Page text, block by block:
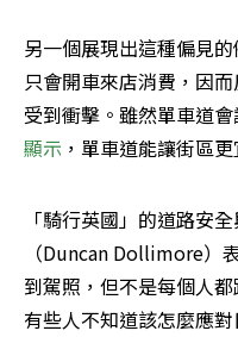
另一個展現出這種偏見
只會開車來店消費，因
受到衝擊。雖然單車道
顯示 ，單車道能讓街區
「騎行英國」的道路安
（Duncan Dollimore）
到駕照，但不是每個人
有些人不知道該怎麼應